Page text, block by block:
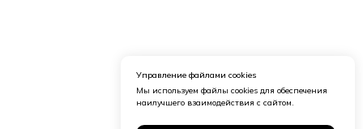
Управление файлами cookies
Мы используем файлы cookies для обеспечения
наилучшего взаимодействия с сайтом.